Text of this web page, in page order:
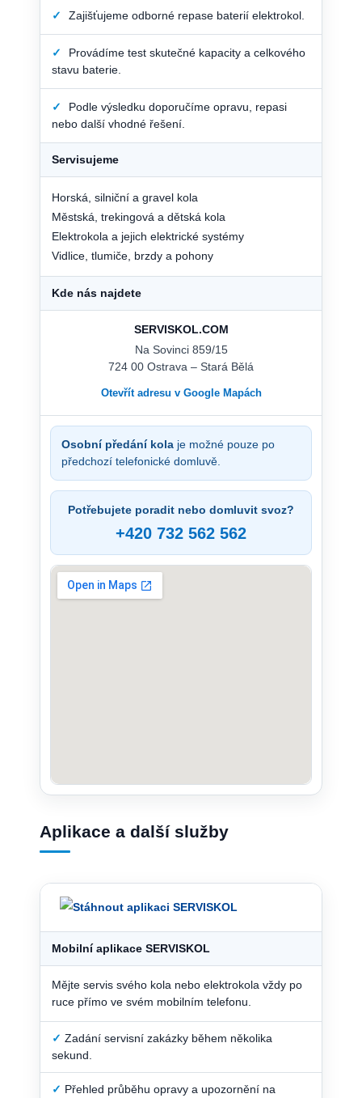
✓ Zajišťujeme odborné repase baterií elektrokol.
✓
Provádíme test skutečné kapacity a celkového
stavu baterie.
✓
Podle výsledku doporučíme opravu, repasi
nebo další vhodné řešení.
Servisujeme
Horská, silniční a gravel kola
Městská, trekingová a dětská kola
Elektrokola a jejich elektrické systémy
Vidlice, tlumiče, brzdy a pohony
Kde nás najdete
SERVISKOL.COM
Na Sovinci 859/15
724 00 Ostrava – Stará Bělá
Otevřít adresu v Google Mapách
Osobní předání kola je možné pouze po
předchozí telefonické domluvě.
Potřebujete poradit nebo domluvit svoz?
+420 732 562 562
Aplikace a další služby
Mobilní aplikace SERVISKOL
Mějte servis svého kola nebo elektrokola vždy po
ruce přímo ve svém mobilním telefonu.
✓ Zadání servisní zakázky během několika
sekund.
✓ Přehled průběhu opravy a upozornění na